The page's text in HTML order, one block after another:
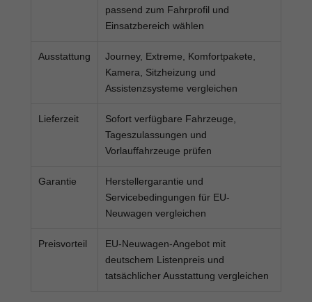
passend zum Fahrprofil und
Einsatzbereich wählen
Ausstattung
Journey, Extreme, Komfortpakete,
Kamera, Sitzheizung und
Assistenzsysteme vergleichen
Lieferzeit
Sofort verfügbare Fahrzeuge,
Tageszulassungen und
Vorlauffahrzeuge prüfen
Garantie
Herstellergarantie und
Servicebedingungen für EU-
Neuwagen vergleichen
Preisvorteil
EU-Neuwagen-Angebot mit
deutschem Listenpreis und
tatsächlicher Ausstattung vergleichen